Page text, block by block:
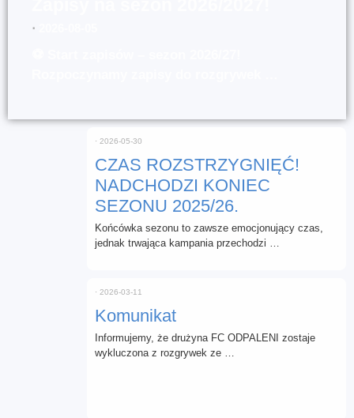
⋅
CZAS ROZSTRZYGNIĘĆ!
NADCHODZI KONIEC
SEZONU 2025/26.
⋅ 2026-05-30
Końcówka sezonu to zawsze emocjonujący czas,
jednak trwająca kampania przechodzi …
Komunikat
⋅ 2026-03-11
Informujemy, że drużyna FC ODPALENI zostaje
wykluczona z rozgrywek ze …